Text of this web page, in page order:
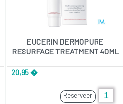
EUCERIN DERMOPURE
RESURFACE TREATMENT 40ML
20,95 �
Reserveer